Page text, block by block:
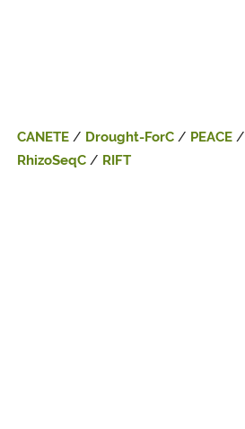
CANETE / Drought-ForC / PEACE /
RhizoSeqC / RIFT